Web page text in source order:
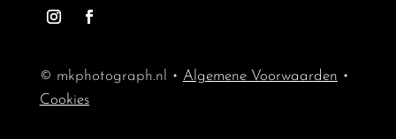
© mkphotograph.nl • Algemene Voorwaarden •
Cookies